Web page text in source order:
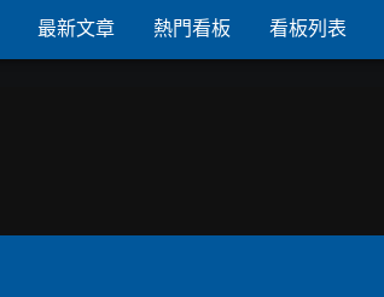
最新文章 熱門看板 看板列表